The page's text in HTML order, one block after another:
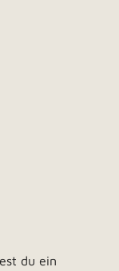
du ein